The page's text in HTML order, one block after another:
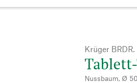
Krüger BRDR.
Nussbaum, Ø